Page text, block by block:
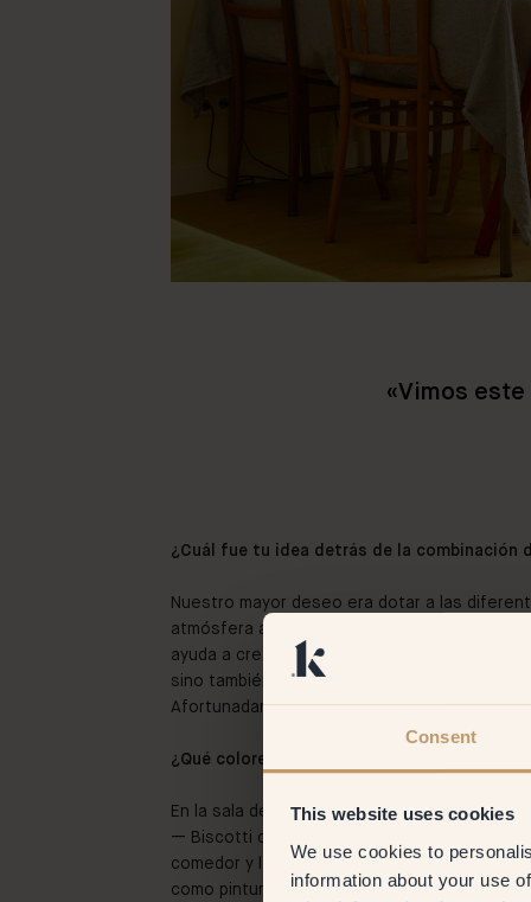
Consent
This website uses cookies
We use cookies to
information about your use
«Vimos este
¿Cuál fue tu idea detrás de la combinación
Nuestro mayor deseo era dotar a las
atmósfera a través del color. Como ambos
ayuda a crear esa distinción. No solo una
sino también un hogar que estábamos
Afortunadamente, nuestros deseos
¿Qué colores elegisteis y qué os atrajo de
En la sala de estar queríamos la mayor
— Biscotti como base y pequeños toques de
comedor y la mesa auxiliar. Es una ventaja
como pintura para paredes, ya que permite